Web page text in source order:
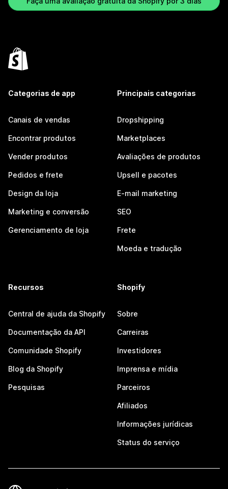
Categorias de app
Canais de vendas
Encontrar produtos
Vender produtos
Pedidos e frete
Design da loja
Marketing e conversão
Gerenciamento de loja
Principais categorias
Dropshipping
Marketplaces
Avaliações de produtos
Upsell e pacotes
E-mail marketing
SEO
Frete
Moeda e tradução
Recursos
Central de ajuda da Shopify
Documentação da API
Comunidade Shopify
Blog da Shopify
Pesquisas
Shopify
Sobre
Carreiras
Investidores
Imprensa e mídia
Parceiros
Afiliados
Informações jurídicas
Status do serviço